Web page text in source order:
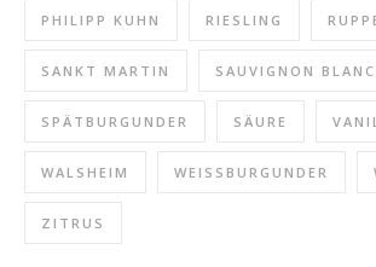
PHILIPP KUHN RIESLING
SANKT MARTIN SAUVIGNON BLANC
SPÄTBURGUNDER SÄURE
WALSHEIM WEISSBURGUNDER
ZITRUS